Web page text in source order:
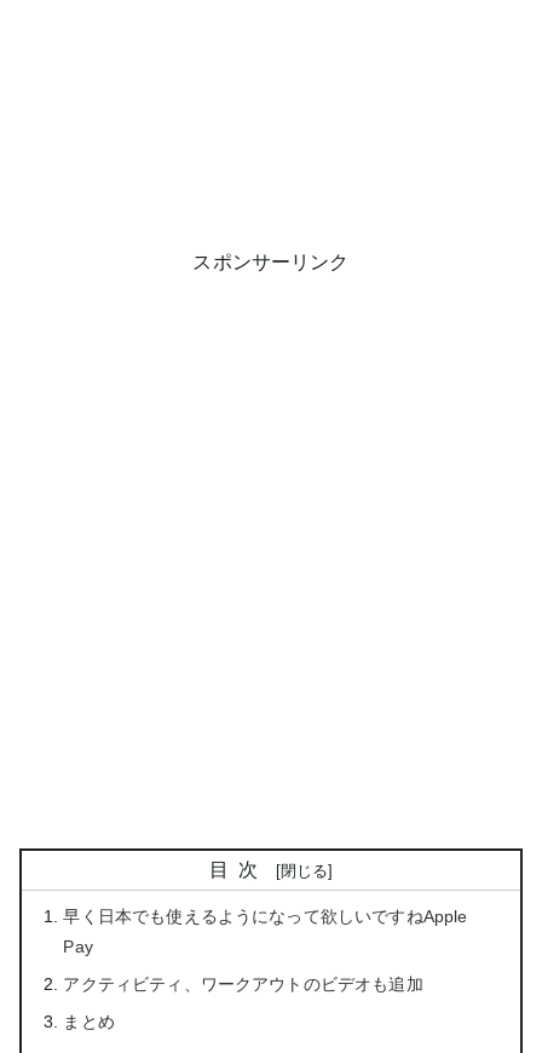
スポンサーリンク
目次
早く日本でも使えるようになって欲しいですねApple
Pay
アクティビティ、ワークアウトのビデオも追加
まとめ